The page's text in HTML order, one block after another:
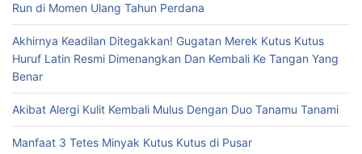
Run di Momen Ulang Tahun Perdana
Akhirnya Keadilan Ditegakkan! Gugatan Merek Kutus Kutus
Huruf Latin Resmi Dimenangkan Dan Kembali Ke Tangan Yang
Benar
Akibat Alergi Kulit Kembali Mulus Dengan Duo Tanamu Tanami
Manfaat 3 Tetes Minyak Kutus Kutus di Pusar